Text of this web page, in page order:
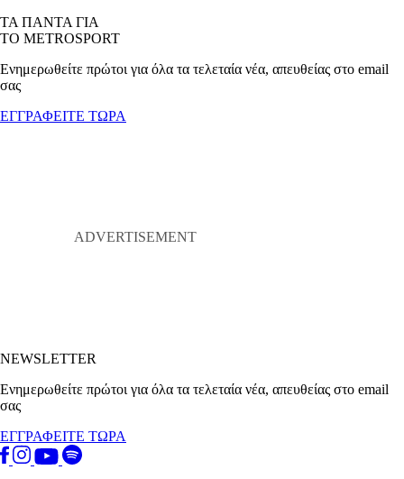
ΤΑ ΠΑΝΤΑ ΓΙΑ
ΤΟ METROSPORT
Ενημερωθείτε πρώτοι για όλα τα τελεταία νέα, απευθείας στο email
σας
ΕΓΓΡΑΦΕΙΤΕ ΤΩΡΑ
NEWSLETTER
Ενημερωθείτε πρώτοι για όλα τα τελεταία νέα, απευθείας στο email
σας
ΕΓΓΡΑΦΕΙΤΕ ΤΩΡΑ